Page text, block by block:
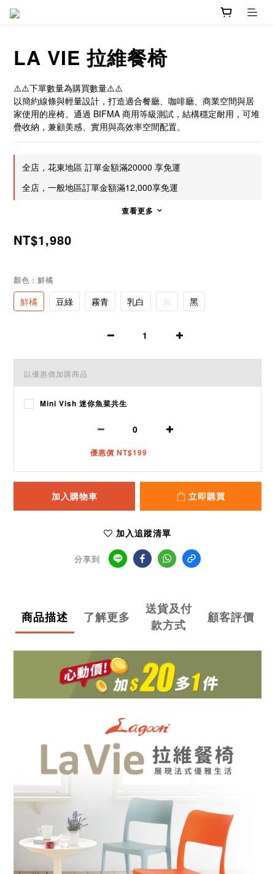
LA VIE 拉維餐椅
⚠️⚠️下單數量為購買數量⚠️⚠️
以簡約線條與輕量設計，打造適合餐廳、咖啡廳、商業空間與居
家使用的座椅。通過 BIFMA 商用等級測試，結構穩定耐用，可堆
疊收納，兼顧美感、實用與高效率空間配置。
全店，花東地區 訂單金額滿20000 享免運
全店，一般地區訂單金額滿12,000享免運
查看更多
NT$1,980
顏色 : 鮮橘
鮮橘 豆綠 霧青 乳白 灰 黑
以優惠價加購商品
Mini Vish 迷你魚菜共生
優惠價 NT$199
加入購物車 立即購買
加入追蹤清單
分享到
商品描述 了解更多
送貨及付
款方式
顧客評價